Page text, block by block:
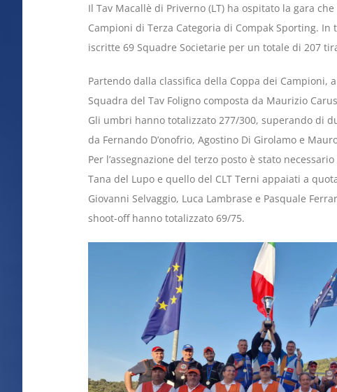
Il Tav Macallè di Priverno (LT) ha ospitato la gara
Campioni di Terza Categoria di Compak Sporting.
iscritte 69 Squadre Societarie per un totale di 207
Partendo dalla classifica della Coppa dei Campioni,
Squadra del Tav Foligno composta da Maurizio
Gli umbri hanno totalizzato 277/300, superando di
da Fernando D’onofrio, Agostino Di Girolamo e
Per l’assegnazione del terzo posto è stato
Tana del Lupo e quello del CLT Terni appaiati a
Giovanni Selvaggio, Luca Lambrase e Pasquale
shoot-off hanno totalizzato 69/75.